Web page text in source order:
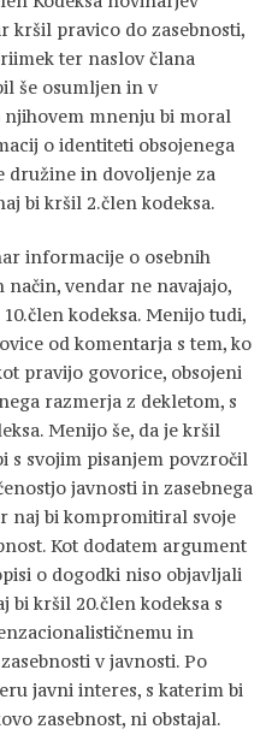
kršil pravico do zasebnosti,
ter naslov člana
še osumljen in v
njihovem mnenju bi moral
o identiteti obsojenega
družine in dovoljenje za
bi kršil 2.člen kodeksa.
informacije o osebnih
vendar ne navajajo,
kodeksa. Menijo tudi,
od komentarja s tem, ko
pravijo govorice, obsojeni
razmerja z dekletom, s
Menijo še, da je kršil
s svojim pisanjem povzročil
javnosti in zasebnega
naj bi kompromitiral svoje
Kot dodatem argument
o dogodki niso objavljali
bi kršil 20.člen kodeksa s
in
v javnosti. Po
javni interes, s katerim bi
zasebnost, ni obstajal.